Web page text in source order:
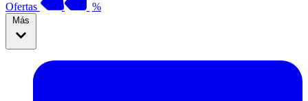
Ofertas %
Más